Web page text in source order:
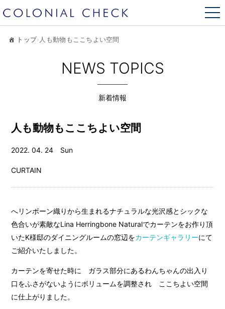
トップ› 人も動物もここちよい空間
NEWS TOPICS
新着情報
人も動物もここちよい空間
2022. 04. 24 Sun
CURTAIN
へリンボーン織りから生まれるナチュラルな光沢感とシックな
色合いが素敵なLina Herringbone Naturalでカーテンをお作り頂
いたK様邸のダイニングルームの窓辺をカーテンギャラリーにて
ご紹介いたしました。
カーテンを寄せた時に ガラス部分にあるわんちゃんの出入り
口をふさがないようにボリュームを調整され ここちよい空間
に仕上がりました。